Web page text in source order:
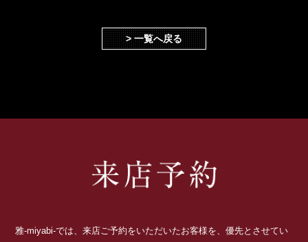
> 一覧へ戻る
雅-miyabi-では、来店ご予約をいただいたお客様を、優先とさせてい